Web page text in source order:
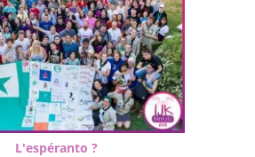
L'espéranto ?